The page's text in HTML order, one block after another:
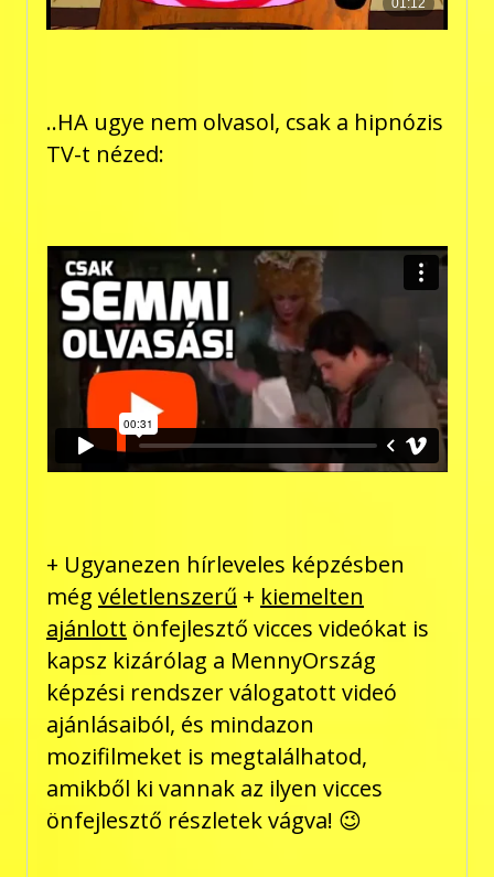
..HA ugye nem olvasol, csak a hipnózis
TV-t nézed:
+ Ugyanezen hírleveles képzésben
még véletlenszerű + kiemelten
ajánlott önfejlesztő vicces videókat is
kapsz kizárólag a MennyOrszág
képzési rendszer válogatott videó
ajánlásaiból, és mindazon
mozifilmeket is megtalálhatod,
amikből ki vannak az ilyen vicces
önfejlesztő részletek vágva! 😉